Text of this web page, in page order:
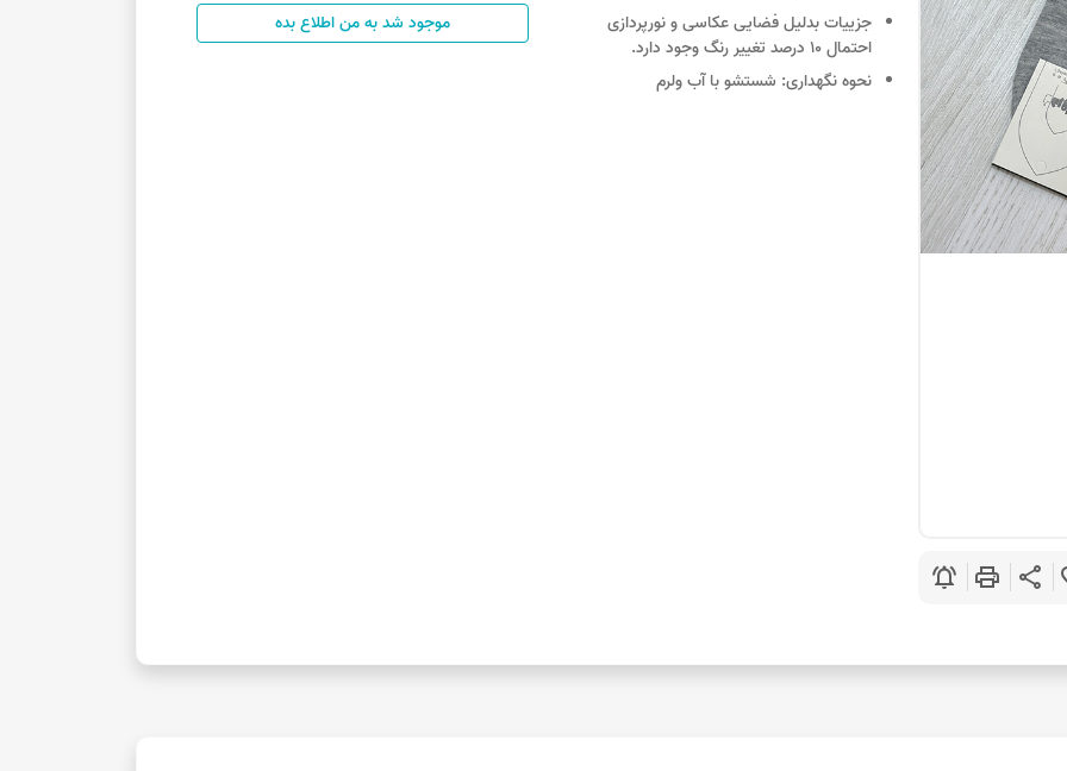
share
print
notifications_active
جزییاتبدلیل فضایی عکاسی و نورپردازی
احتمال 10 درصد تغییر رنگ وجود دارد.
نحوه نگهداری: شستشو با آب ولرم
موجود شد به من اطلاع بده